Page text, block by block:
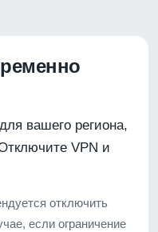
вашего региона,
VPN и
отключить
если ограничение